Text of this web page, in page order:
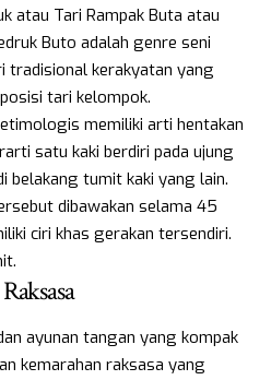
atau Tari Rampak Buta atau
Buto adalah genre seni
tradisional kerakyatan yang
tari kelompok.
memiliki arti hentakan
satu kaki berdiri pada ujung
belakang tumit kaki yang lain.
dibawakan selama 45
ciri khas gerakan tersendiri.
ayunan tangan yang kompak
kemarahan raksasa yang